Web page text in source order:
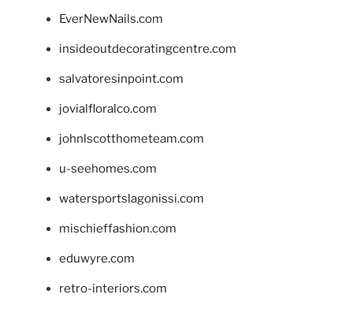
EverNewNails.com
insideoutdecoratingcentre.com
salvatoresinpoint.com
jovialfloralco.com
johnlscotthometeam.com
u-seehomes.com
watersportslagonissi.com
mischieffashion.com
eduwyre.com
retro-interiors.com